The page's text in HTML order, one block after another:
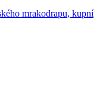
mrakodrapu, kupní